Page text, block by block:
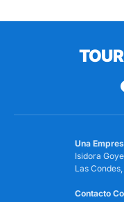
Una
Isidora
Las
Contacto